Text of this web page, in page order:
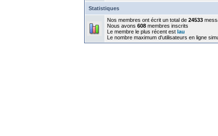
Statistiques
Nos membres ont écrit un total de 24533
Nous avons 608 membres inscrits
Le membre le plus récent est lau
Le nombre maximum d'utilisateurs en ligne